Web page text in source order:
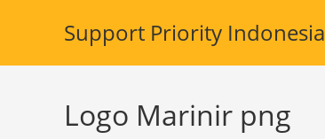
Support Priority Indonesia
Logo Marinir png